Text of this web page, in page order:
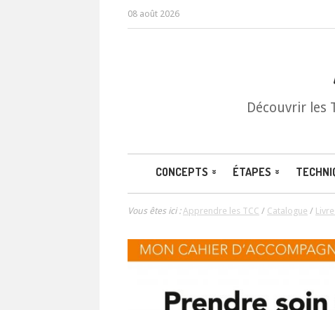
08 août 2026
Découvrir les
CONCEPTS ÉTAPES
Vous êtes ici :Apprendre les TCC / Catalogue /